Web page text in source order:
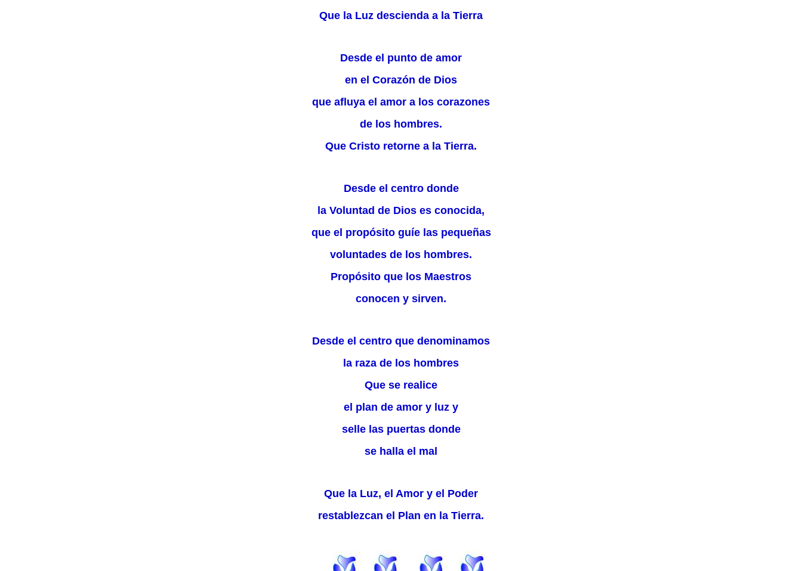
Que la Luz descienda a la Tierra
Desde el punto de amor
en el Corazón de Dios
que afluya el amor a los corazones
de los hombres.
Que Cristo retorne a la Tierra.
Desde el centro donde
la Voluntad de Dios es conocida,
que el propósito guíe las pequeñas
voluntades de los hombres.
Propósito que los Maestros
conocen y sirven.
Desde el centro que denominamos
la raza de los hombres
Que se realice
el plan de amor y luz y
selle las puertas donde
se halla el mal
Que la Luz, el Amor y el Poder
restablezcan el Plan en la Tierra.